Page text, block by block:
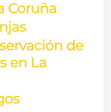
Coruña
de
en La